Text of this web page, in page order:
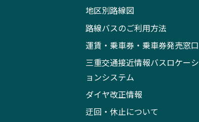
地区別路線図
路線バスのご利用方法
運賃・乗車券・乗車券発売窓口
三重交通接近情報バスロケーシ
ョンシステム
ダイヤ改正情報
迂回・休止について